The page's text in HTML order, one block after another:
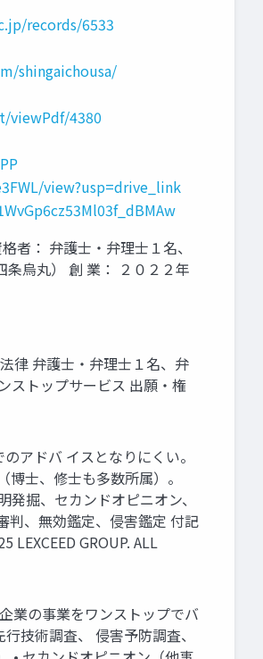
records/6533
shingaichousa/
viewPdf/4380
view?usp=drive_link
： 弁護士・弁理士１名、
烏丸） 創 業： ２０２２年
律 弁護士・弁理士１名、弁
ストップサービス 出願・権
アドバ イスとなりにくい。
士、修士も多数所属）。
掘、セカンドオピニオン、
判、無効鑑定、侵害鑑定 付記
GROUP. ALL
業の事業をワンストップでバ
技術調査、 侵害予防調査、